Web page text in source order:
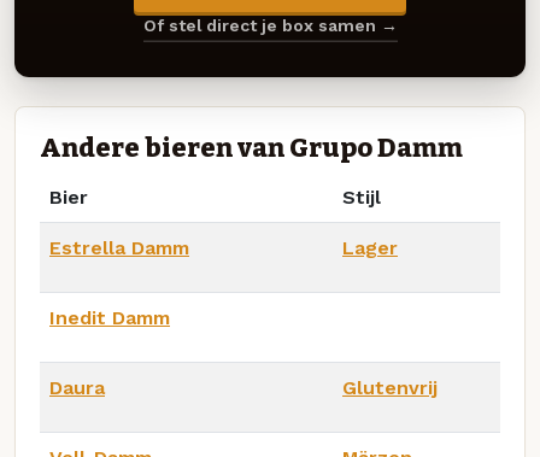
Of stel direct je box samen →
Andere bieren van Grupo Damm
Bier Stijl
Estrella Damm Lager
Inedit Damm
Daura Glutenvrij